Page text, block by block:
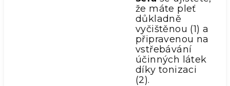
že máte pleť
důkladně
vyčištěnou (1) a
připravenou na
vstřebávání
účinných látek
díky tonizaci
(2).